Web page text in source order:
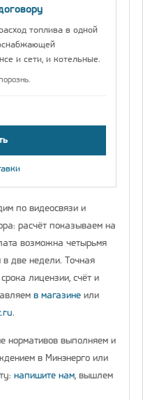
топлива в одной
и сети, и котельные.
по видеосвязи и
расчёт показываем на
возможна четырьмя
две недели. Точная
лицензии, счёт и
в магазине или
.
нормативов выполняем и
в Минэнерго или
напишите нам, вышлем